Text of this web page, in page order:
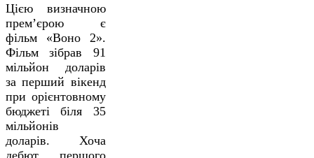
Цією визначною
прем’єрою є
фільм «Воно 2».
Фільм зібрав 91
мільйон доларів
за перший вікенд
при орієнтовному
бюджеті біля 35
мільйонів
доларів. Хоча
дебют першого